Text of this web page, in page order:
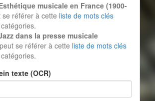
musicale en France (1900-
se référer à cette liste de mots clés
dans la presse musicale
se référer à cette liste de mots clés
texte (OCR)